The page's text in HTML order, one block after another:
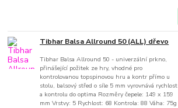
Tibhar Balsa Allround 50 (ALL) dřevo
Tibhar Balsa Allround 50 - univerzální prkno,
přinášející požitek ze hry, vhodné pro
kontrolovanou topspinovou hru a kontr přímo u
stolu, balsový střed o síle 5 mm vyrovnává rychlost
a kontrolu do optima Rozměry čepele: 149 x 159
mm Vrstvy: 5 Rychlost: 68 Kontrola: 88 Váha: 75g